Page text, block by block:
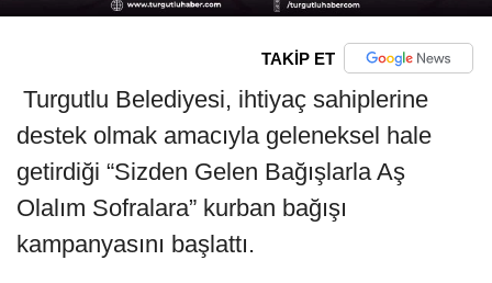
TAKİP ET
Turgutlu Belediyesi, ihtiyaç sahiplerine
destek olmak amacıyla geleneksel hale
getirdiği “Sizden Gelen Bağışlarla Aş
Olalım Sofralara” kurban bağışı
kampanyasını başlattı.